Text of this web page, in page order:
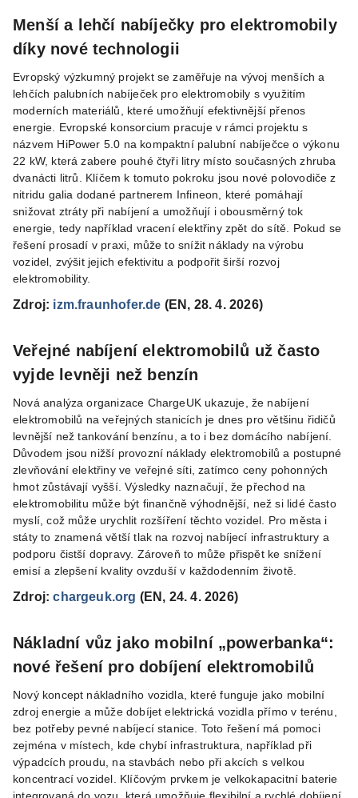
Menší a lehčí nabíječky pro elektromobily
díky nové technologii
Evropský výzkumný projekt se zaměřuje na vývoj menších a
lehčích palubních nabíječek pro elektromobily s využitím
moderních materiálů, které umožňují efektivnější přenos
energie. Evropské konsorcium pracuje v rámci projektu s
názvem HiPower 5.0 na kompaktní palubní nabíječce o výkonu
22 kW, která zabere pouhé čtyři litry místo současných zhruba
dvanácti litrů. Klíčem k tomuto pokroku jsou nové polovodiče z
nitridu galia dodané partnerem Infineon, které pomáhají
snižovat ztráty při nabíjení a umožňují i obousměrný tok
energie, tedy například vracení elektřiny zpět do sítě. Pokud se
řešení prosadí v praxi, může to snížit náklady na výrobu
vozidel, zvýšit jejich efektivitu a podpořit širší rozvoj
elektromobility.
Zdroj: izm.fraunhofer.de (EN, 28. 4. 2026)
Veřejné nabíjení elektromobilů už často
vyjde levněji než benzín
Nová analýza organizace ChargeUK ukazuje, že nabíjení
elektromobilů na veřejných stanicích je dnes pro většinu řidičů
levnější než tankování benzínu, a to i bez domácího nabíjení.
Důvodem jsou nižší provozní náklady elektromobilů a postupné
zlevňování elektřiny ve veřejné síti, zatímco ceny pohonných
hmot zůstávají vyšší. Výsledky naznačují, že přechod na
elektromobilitu může být finančně výhodnější, než si lidé často
myslí, což může urychlit rozšíření těchto vozidel. Pro města i
státy to znamená větší tlak na rozvoj nabíjecí infrastruktury a
podporu čistší dopravy. Zároveň to může přispět ke snížení
emisí a zlepšení kvality ovzduší v každodenním životě.
Zdroj:chargeuk.org (EN, 24. 4. 2026)
Nákladní vůz jako mobilní „powerbanka“:
nové řešení pro dobíjení elektromobilů
Nový koncept nákladního vozidla, které funguje jako mobilní
zdroj energie a může dobíjet elektrická vozidla přímo v terénu,
bez potřeby pevné nabíjecí stanice. Toto řešení má pomoci
zejména v místech, kde chybí infrastruktura, například při
výpadcích proudu, na stavbách nebo při akcích s velkou
koncentrací vozidel. Klíčovým prvkem je velkokapacitní baterie